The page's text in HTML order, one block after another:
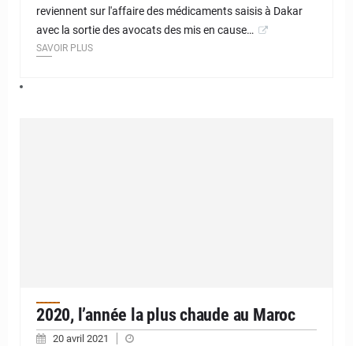
reviennent sur l'affaire des médicaments saisis à Dakar
avec la sortie des avocats des mis en cause…
SAVOIR PLUS
2020, l’année la plus chaude au Maroc
20 avril 2021